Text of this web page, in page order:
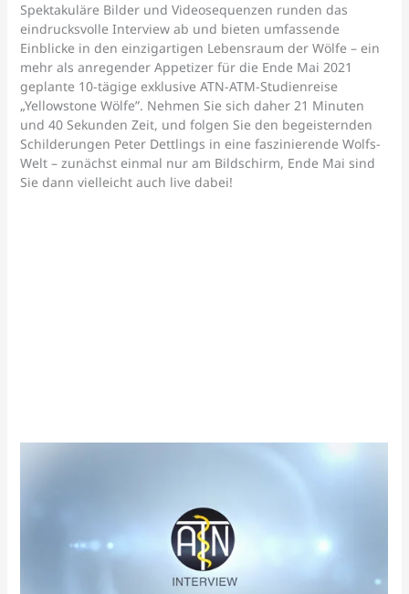
Spektakuläre Bilder und Videosequenzen runden das
eindrucksvolle Interview ab und bieten umfassende
Einblicke in den einzigartigen Lebensraum der Wölfe – ein
mehr als anregender Appetizer für die Ende Mai 2021
geplante 10-tägige exklusive ATN-ATM-Studienreise
„Yellowstone Wölfe”. Nehmen Sie sich daher 21 Minuten
und 40 Sekunden Zeit, und folgen Sie den begeisternden
Schilderungen Peter Dettlings in eine faszinierende Wolfs-
Welt – zunächst einmal nur am Bildschirm, Ende Mai sind
Sie dann vielleicht auch live dabei!